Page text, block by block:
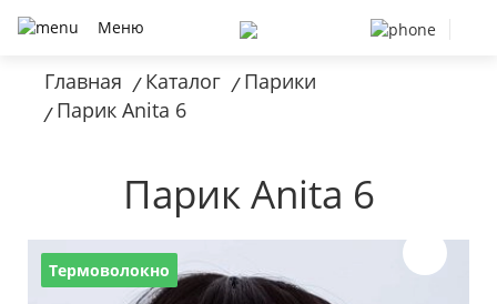
Меню
Главная / Каталог / Парики
/ Парик Anita 6
Парик Anita 6
Термоволокно